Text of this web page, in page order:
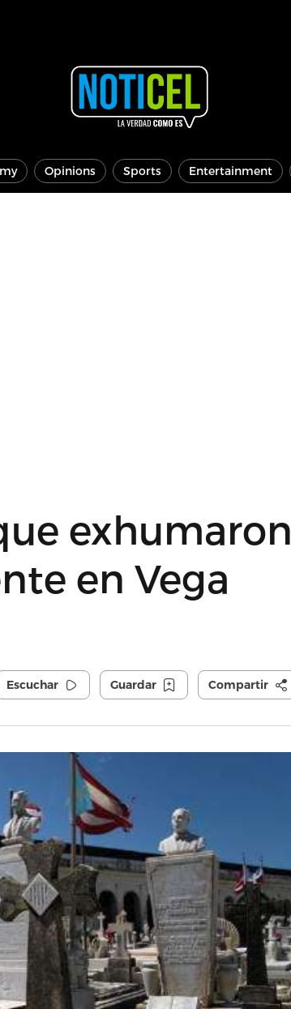
Opinions Sports Entertainment
exhumaron
en Vega
Escuchar Guardar Compartir